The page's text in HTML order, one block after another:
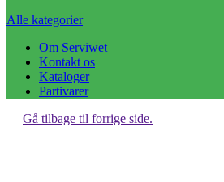
Alle kategorier
Om Serviwet
Kontakt os
Kataloger
Partivarer
Gå tilbage til forrige side.